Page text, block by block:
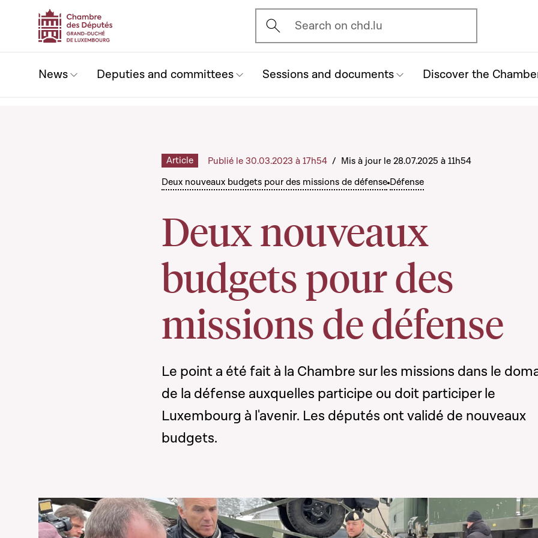
Ouvrir l'écran de recherche
Search on chd.lu
News Deputies and committees Sessions and documents Discover the
Deux nouveaux budgets pour des missions de défense Défense
Deux nouveaux
budgets pour des
missions de défense
Article Publié le 30.03.2023 à 17h54 / Mis à jour le 28.07.2025 à 11h54
Le point a été fait à la Chambre sur les missions dans le
de la défense auxquelles participe ou doit participer le
Luxembourg à l'avenir. Les députés ont validé de nouveaux
budgets.